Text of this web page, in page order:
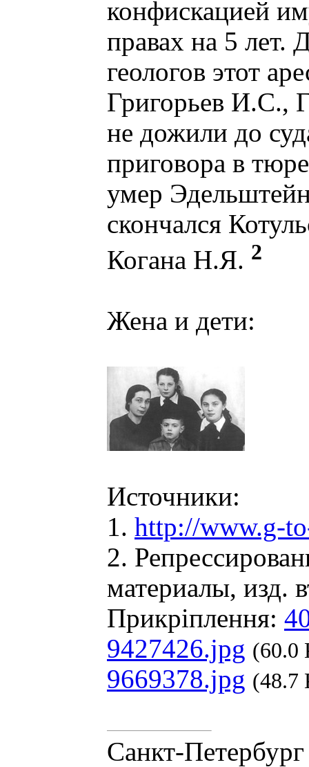
конфискацией
правах на 5 лет.
геологов этот
Григорьев
не дожили до
приговора в
умер
скончался
Когана Н.Я. 2
Жена и дети:
Источники:
1. http://www.g-
2.
материалы, изд.
Прикріплення:
9427426.jpg (60.0
9669378.jpg (48.7
Санкт-Петербург